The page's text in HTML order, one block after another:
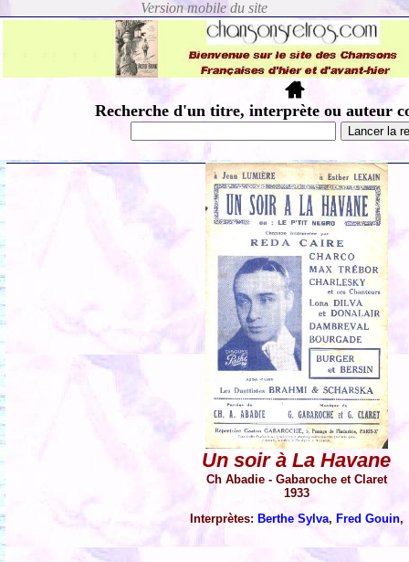
Recherche d'un titre, interprète ou auteur
Un soir à La Havane
Ch Abadie - Gabaroche et Claret
1933
Interprètes: Berthe Sylva, Fred Gouin,